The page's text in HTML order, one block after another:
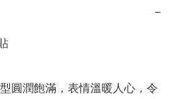
−
圓潤飽滿，表情溫暖人心，令